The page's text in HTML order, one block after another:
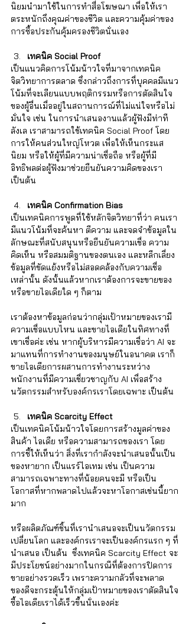
นิยมนำมาใช้ในการทำสื่อโฆษณา เพื่อให้เรา
ตระหนักถึงคุณค่าของชีวิต และความคุ้มค่าของ
การซื้อประกันคุ้มครองชีวิตนั่นเอง
เทคนิค Social Proof
เป็นแนวคิดการโน้มน้าวใจที่มาจากเทคนิค
จิตวิทยาการตลาด ซึ่งกล่าวถึงการที่บุคคลมีแนว
โน้มที่จะเลียนแบบพฤติกรรมหรือการตัดสินใจ
ของผู้อื่นเมื่ออยู่ในสถานการณ์ที่ไม่แน่ใจหรือไม่
มั่นใจ เช่น ในการนำเสนองานแล้วผู้ฟังมีท่าที
ลังเล เราสามารถใช้เทคนิค Social Proof โดย
การให้คนส่วนใหญ่โหวต เพื่อให้เห็นกระแส
นิยม หรือให้ผู้ที่มีความน่าเชื่อถือ หรือผู้ที่มี
อิทธิพลต่อผู้ฟังมาช่วยยืนยันความคิดของเรา
เป็นต้น
เทคนิค Confirmation Bias
เป็นเทคนิคการพูดที่ใช้หลักจิตวิทยาที่ว่า คนเรา
มีแนวโน้มที่จะค้นหา ตีความ และจดจำข้อมูลใน
ลักษณะที่สนับสนุนหรือยืนยันความเชื่อ ความ
คิดเห็น หรือสมมติฐานของตนเอง และหลีกเลี่ยง
ข้อมูลที่ขัดแย้งหรือไม่สอดคล้องกับความเชื่อ
เหล่านั้น ดังนั้นแล้วหากเราต้องการจะขายของ
หรือขายไอเดียใด ๆ ก็ตาม
เราต้องหาข้อมูลก่อนว่ากลุ่มเป้าหมายของเรามี
ความเชื่อแบบไหน และขายไอเดียในทิศทางที่
เขาเชื่อค่ะ เช่น หากผู้บริหารมีความเชื่อว่า AI จะ
มาแทนที่การทำงานของมนุษย์ในอนาคต เราก็
ขายไอเดียการผสานการทำงานระหว่าง
พนักงานที่มีความเชี่ยวชาญกับ AI เพื่อสร้าง
นวัตกรรมสำหรับองค์กรเราโดยเฉพาะ เป็นต้น
เทคนิค Scarcity Effect
เป็นเทคนิคโน้มน้าวใจโดยการสร้างมูลค่าของ
สินค้า ไอเดีย หรือความสามารถของเรา โดย
การชี้ให้เห็นว่า สิ่งที่เรากำลังจะนำเสนอนั้นเป็น
ของหายาก เป็นแรร์ไอเทม เช่น เป็นความ
สามารถเฉพาะทางที่น้อยคนจะมี หรือเป็น
โอกาสที่หากพลาดไปแล้วจะหาโอกาสเช่นนี้ยาก
มาก
หรือผลิตภัณฑ์ชิ้นที่เรานำเสนอจะเป็นนวัตกรรม
เปลี่ยนโลก และองค์กรเราจะเป็นองค์กรแรก ๆ ที่
นำเสนอ เป็นต้น  ซึ่งเทคนิค Scarcity Effect จะ
มีประโยชน์อย่างมากในกรณีที่ต้องการปิดการ
ขายอย่างรวดเร็ว เพราะความกลัวที่จะพลาด
ของดีจะกระตุ้นให้กลุ่มเป้าหมายของเราตัดสินใจ
ซื้อไอเดียเราได้เร็วขึ้นนั่นเองค่ะ